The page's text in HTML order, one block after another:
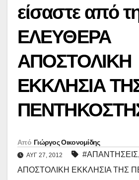
είσαστε από
ΕΛΕΥΘΕΡΑ
ΑΠΟΣΤΟΛΙΚΗ
ΕΚΚΛΗΣΙΑ
Από Γιώργος Οικονομίδης
ΑΥΓ 27, 2012 #ΑΠΑΝΤΗΣΕΙΣ,
ΑΠΟΣΤΟΛΙΚΗ ΕΚΚΛΗΣΙΑ ΤΗΣ